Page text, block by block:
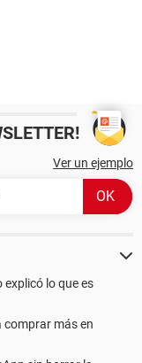
Ver un ejemplo
explicó lo que es
comprar más en